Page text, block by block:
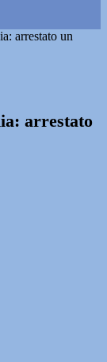
arrestato un
arrestato